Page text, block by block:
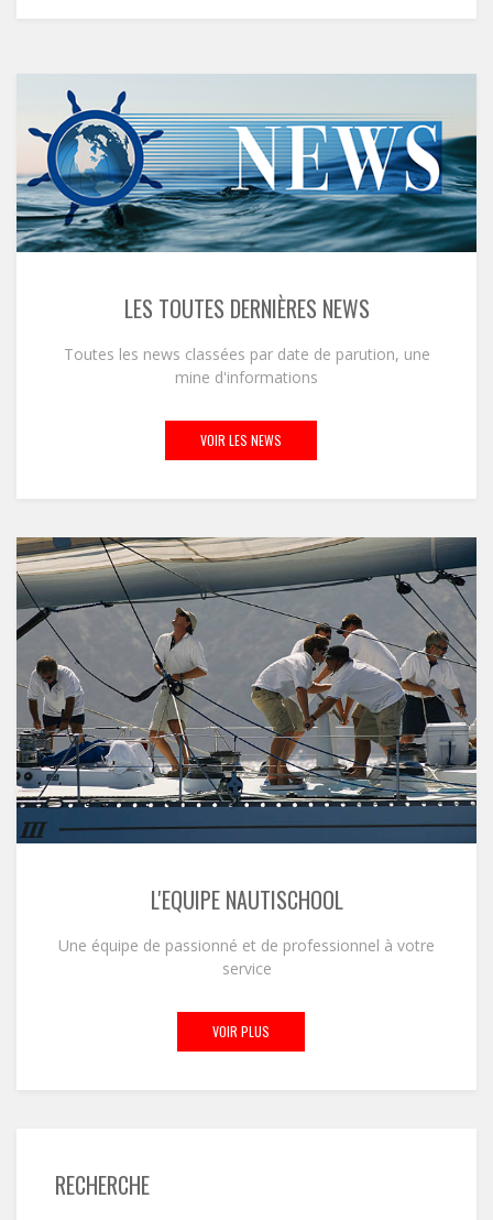
LES TOUTES DERNIÈRES NEWS
Toutes les news classées par date de parution, une
mine d'informations
VOIR LES NEWS
L'EQUIPE NAUTISCHOOL
Une équipe de passionné et de professionnel à votre
service
VOIR PLUS
RECHERCHE